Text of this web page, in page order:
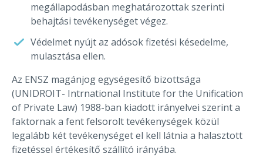
megállapodásban meghatározottak szerinti
behajtási tevékenységet végez.
Védelmet nyújt az adósok fizetési késedelme,
mulasztása ellen.
Az ENSZ magánjog egységesítő bizottsága
(UNIDROIT- Intrnational Institute for the Unification
of Private Law) 1988-ban kiadott irányelvei szerint a
faktornak a fent felsorolt tevékenységek közül
legalább két tevékenységet el kell látnia a halasztott
fizetéssel értékesítő szállító irányába.